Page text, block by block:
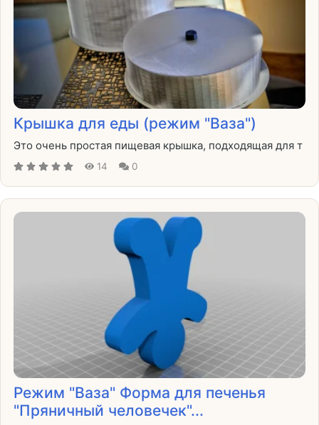
Крышка для еды (режим "Ваза")
Это очень простая пищевая крышка, подходящая для т
14 0
Режим "Ваза" Форма для печенья
"Пряничный человечек"...